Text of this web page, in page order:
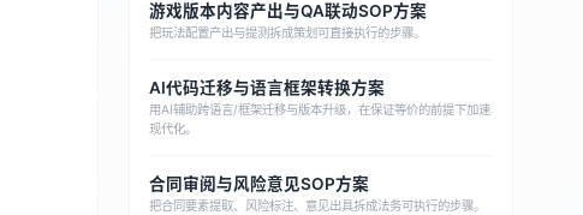
游戏版本内容产出与QA联动SOP方案
把玩法配置产出与提测拆成策划可直接执行的步骤。
AI代码迁移与语言框架转换方案
用AI辅助跨语言/框架迁移与版本升级，在保证等价的前提下加速
现代化。
合同审阅与风险意见SOP方案
把合同要素提取、风险标注、意见出具拆成法务可执行的步骤。